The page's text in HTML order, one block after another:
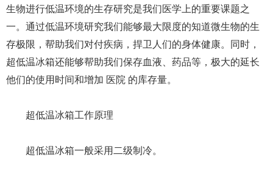
生物进行低温环境的生存研究是我们医学上的重要课题之
一。通过低温环境研究我们能够最大限度的知道微生物的生
存极限，帮助我们对付疾病，捍卫人们的身体健康。同时，
超低温冰箱还能够帮助我们保存血液、药品等，极大的延长
他们的使用时间和增加 医院 的库存量。
超低温冰箱工作原理
超低温冰箱一般采用二级制冷。